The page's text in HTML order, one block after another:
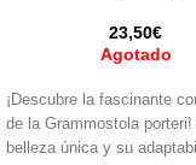
23,50€
Agotado
¡Descubre la fascinante
de la Grammostola
belleza única y su